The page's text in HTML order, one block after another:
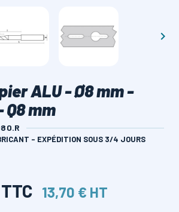

ALU - Ø8 mm -
mm
- EXPÉDITION SOUS 3/4 JOURS
TTC 13,70 € HT